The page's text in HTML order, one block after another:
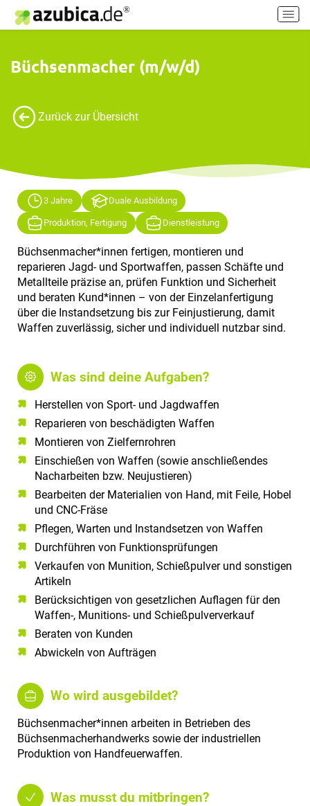
H
a
i
s
l
Büchsenmacher (m/w/d)
Zurück zur Übersicht
3 Jahre Duale Ausbildung
Produktion, Fertigung Dienstleistung
Büchsenmacher*innen fertigen, montieren und
reparieren Jagd- und Sportwaffen, passen Schäfte und
Metallteile präzise an, prüfen Funktion und Sicherheit
und beraten Kund*innen – von der Einzelanfertigung
über die Instandsetzung bis zur Feinjustierung, damit
Waffen zuverlässig, sicher und individuell nutzbar sind.
Was sind deine Aufgaben?
Herstellen von Sport- und Jagdwaffen
Reparieren von beschädigten Waffen
Montieren von Zielfernrohren
Einschießen von Waffen (sowie anschließendes
Nacharbeiten bzw. Neujustieren)
Bearbeiten der Materialien von Hand, mit Feile, Hobel
und CNC-Fräse
Pflegen, Warten und Instandsetzen von Waffen
Durchführen von Funktionsprüfungen
Verkaufen von Munition, Schießpulver und sonstigen
Artikeln
Berücksichtigen von gesetzlichen Auflagen für den
Waffen-, Munitions- und Schießpulververkauf
Beraten von Kunden
Abwickeln von Aufträgen
Wo wird ausgebildet?
Büchsenmacher*innen arbeiten in Betrieben des
Büchsenmacherhandwerks sowie der industriellen
Produktion von Handfeuerwaffen.
Was musst du mitbringen?